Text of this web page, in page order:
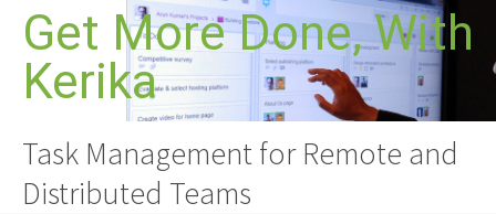
conținut
Get More Done, With
Kerika
Task Management for Remote and
Distributed Teams